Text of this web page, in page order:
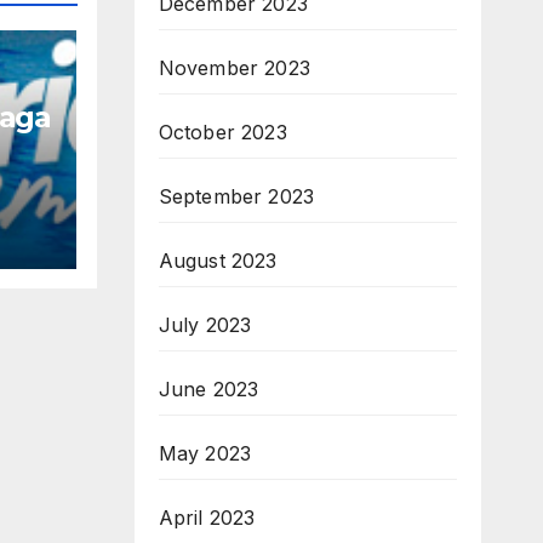
November 2023
October 2023
September 2023
August 2023
July 2023
June 2023
May 2023
April 2023